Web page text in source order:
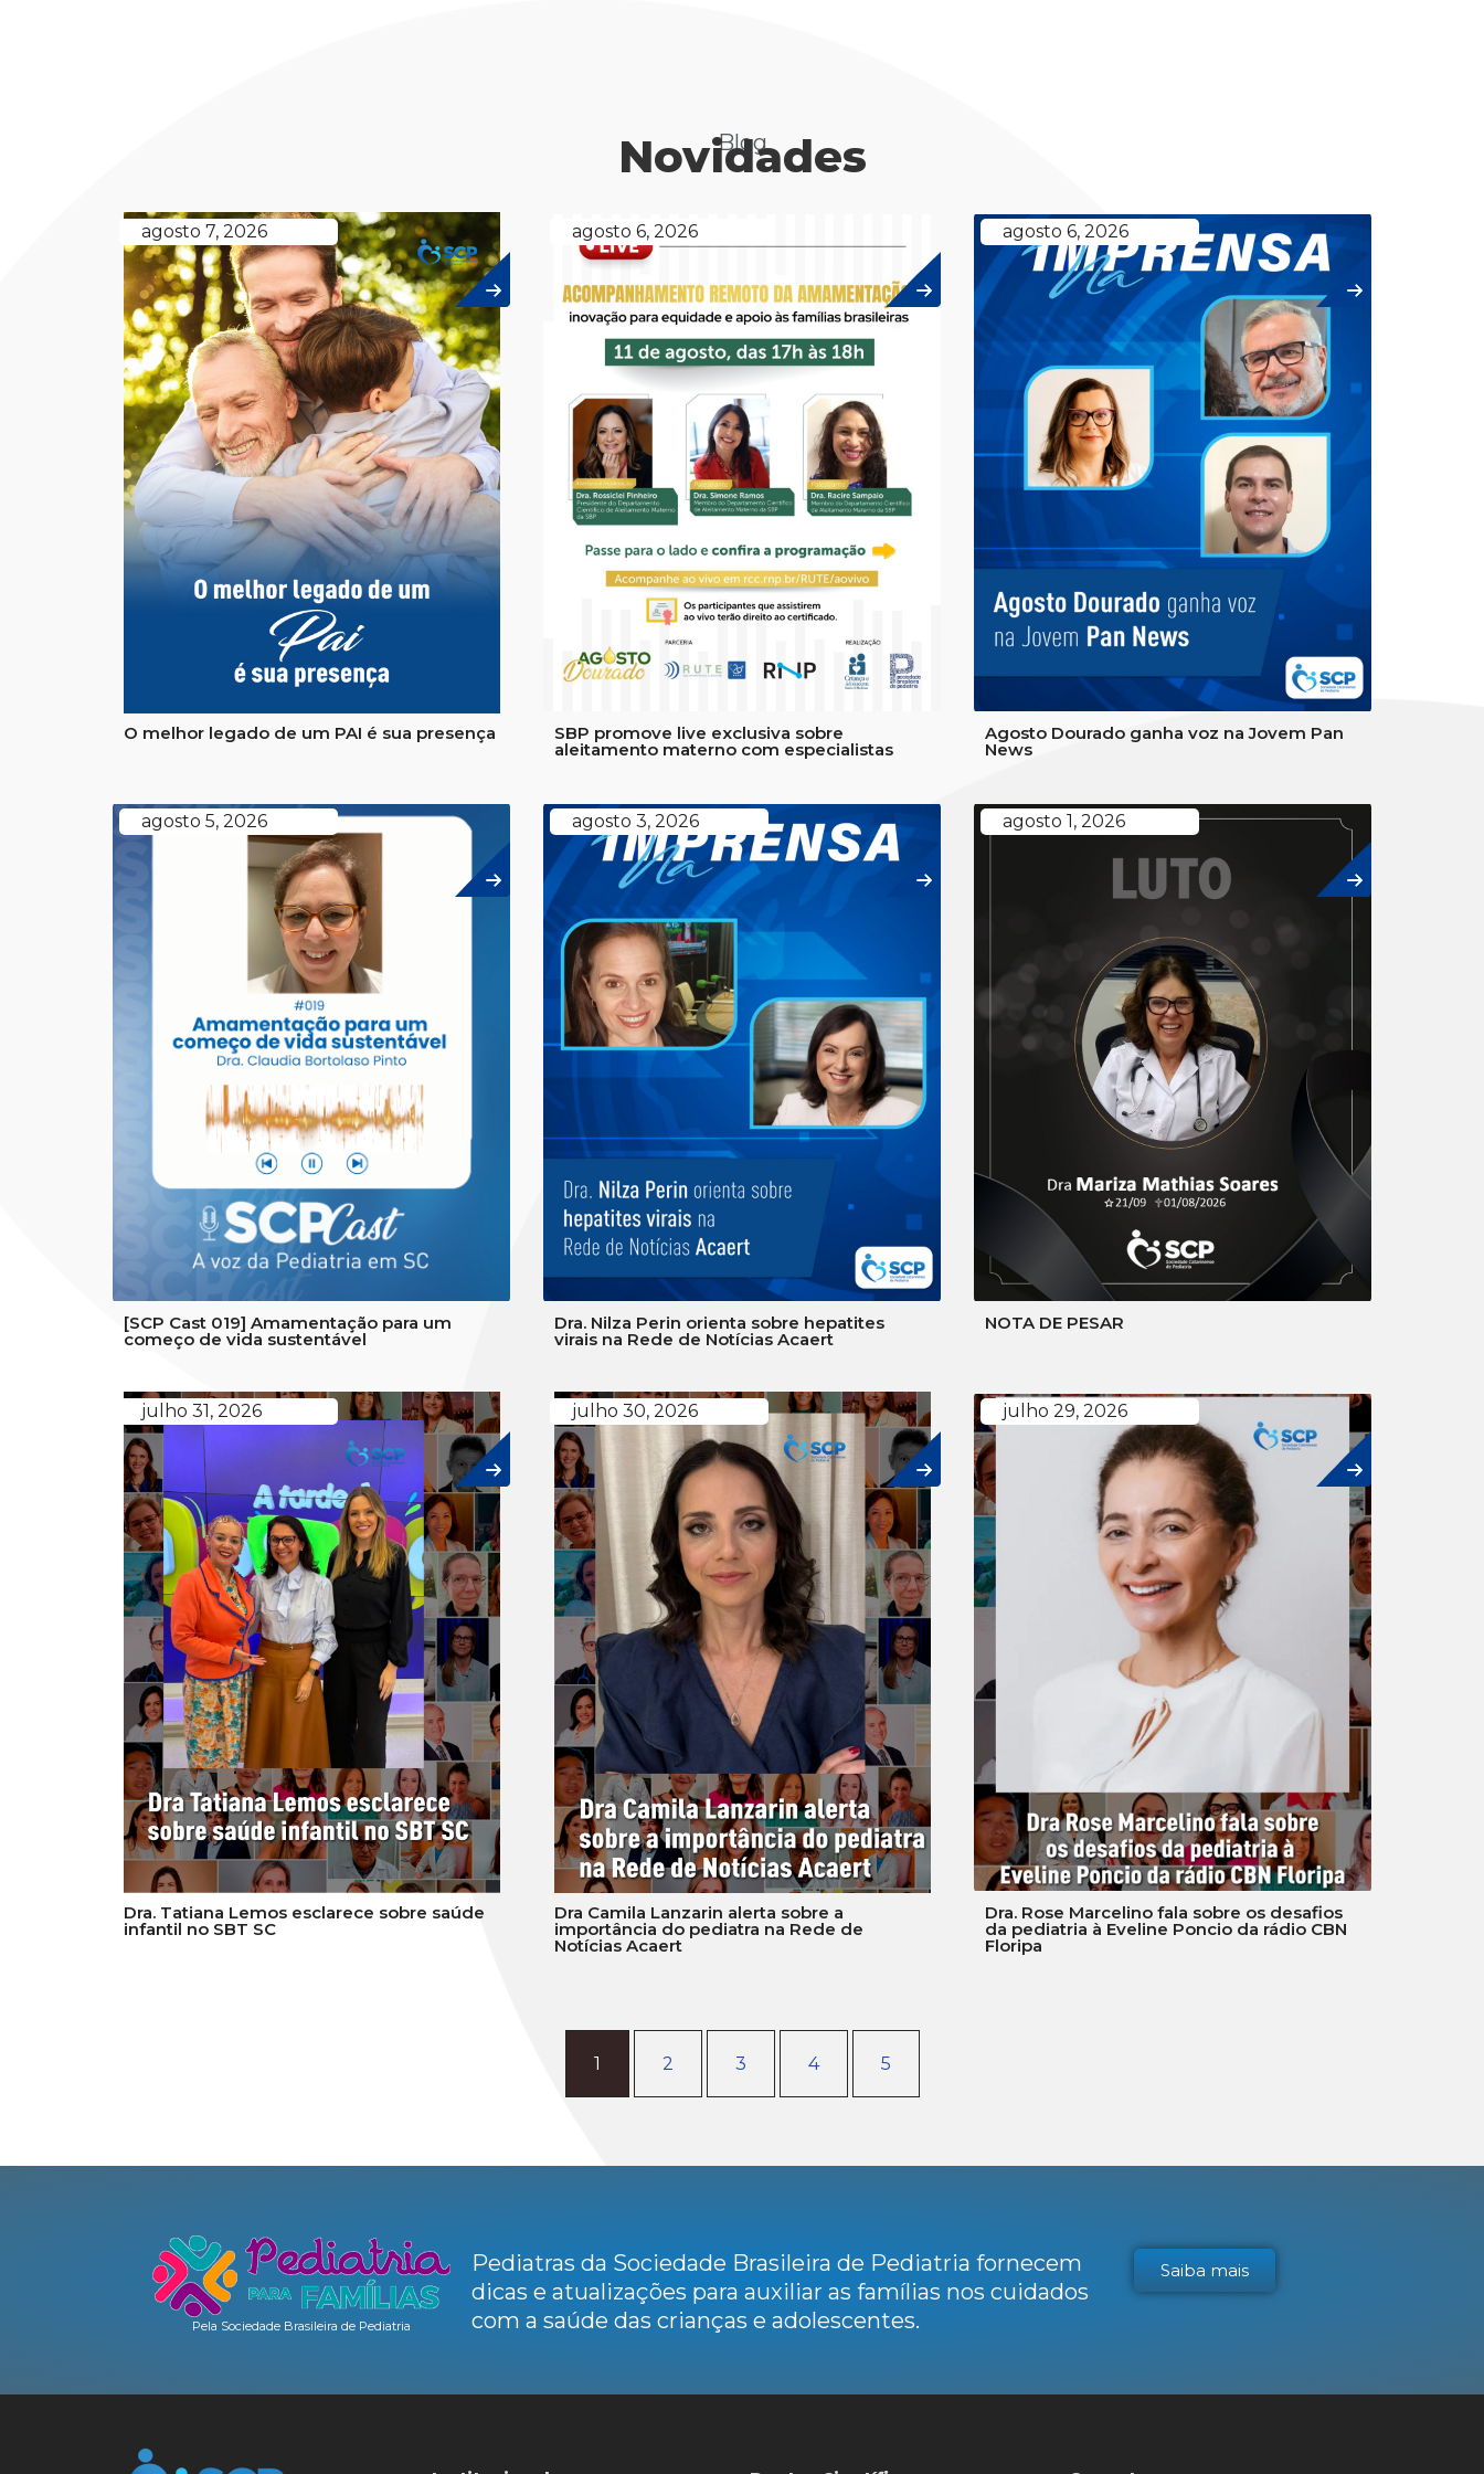
Blog
Novidades
agosto 7, 2026
O melhor legado de um PAI é sua presença
agosto 6, 2026
SBP promove live exclusiva sobre
aleitamento materno com especialistas
agosto 6, 2026
Agosto Dourado ganha voz na Jovem Pan
News
agosto 5, 2026
[SCP Cast 019] Amamentação para um
começo de vida sustentável
agosto 3, 2026
Dra. Nilza Perin orienta sobre hepatites
virais na Rede de Notícias Acaert
agosto 1, 2026
NOTA DE PESAR
julho 31, 2026
Dra. Tatiana Lemos esclarece sobre saúde
infantil no SBT SC
julho 30, 2026
Dra Camila Lanzarin alerta sobre a
importância do pediatra na Rede de
Notícias Acaert
julho 29, 2026
Dra. Rose Marcelino fala sobre os desafios
da pediatria à Eveline Poncio da rádio CBN
Floripa
1 2 3 4 5
Pela Sociedade Brasileira de Pediatria
Pediatras da Sociedade Brasileira de Pediatria fornecem
dicas e atualizações para auxiliar as famílias nos cuidados
com a saúde das crianças e adolescentes.
Saiba mais